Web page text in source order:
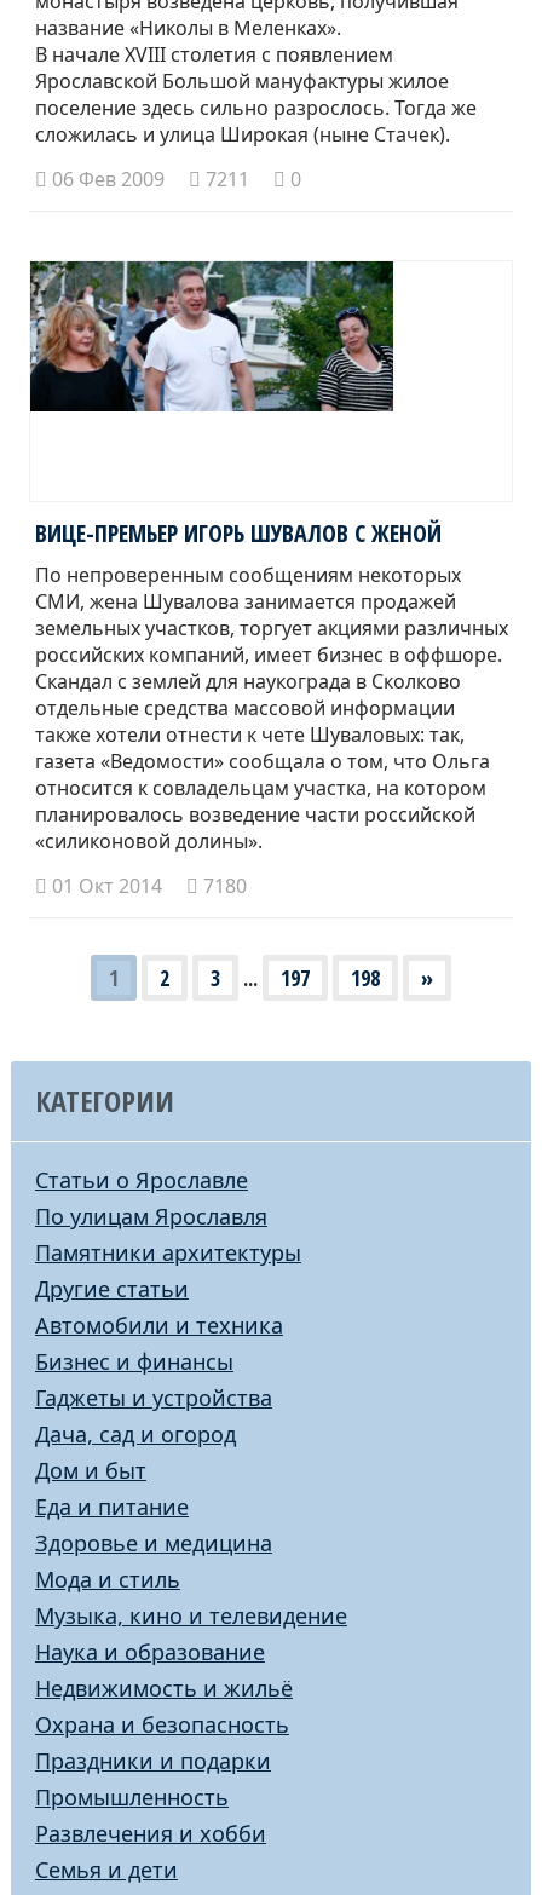
название «Николы в Меленках».
В начале XVIII столетия с появлением
Ярославской Большой мануфактуры жилое
поселение здесь сильно разрослось. Тогда же
сложилась и улица Широкая (ныне Стачек).
06 Фев 2009
7211 0
ВИЦЕ-ПРЕМЬЕР ИГОРЬ ШУВАЛОВ С ЖЕНОЙ
По непроверенным сообщениям некоторых
СМИ, жена Шувалова занимается продажей
земельных участков, торгует акциями различных
российских компаний, имеет бизнес в оффшоре.
Скандал с землей для наукограда в Сколково
отдельные средства массовой информации
также хотели отнести к чете Шуваловых: так,
газета «Ведомости» сообщала о том, что Ольга
относится к совладельцам участка, на котором
планировалось возведение части российской
«силиконовой долины».
01 Окт 2014
7180
1 2 3 ... 197 198 »
КАТЕГОРИИ
Статьи о Ярославле
По улицам Ярославля
Памятники архитектуры
Другие статьи
Автомобили и техника
Бизнес и финансы
Гаджеты и устройства
Дача, сад и огород
Дом и быт
Еда и питание
Здоровье и медицина
Мода и стиль
Музыка, кино и телевидение
Наука и образование
Недвижимость и жильё
Охрана и безопасность
Праздники и подарки
Промышленность
Развлечения и хобби
Семья и дети